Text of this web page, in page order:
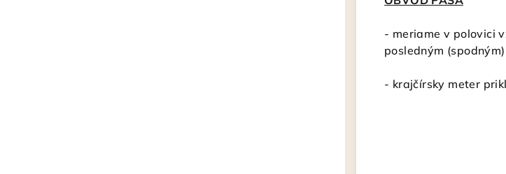
- meriame v polovici
posledným
- krajčírsky meter